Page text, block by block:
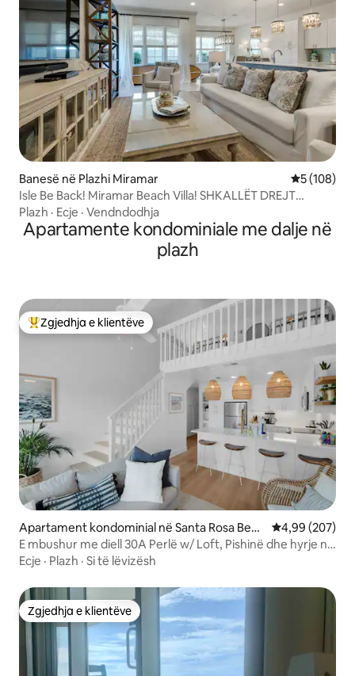
Banesë në Plazhi Miramar Vlerësimi
5 (108)
Isle Be Back! Miramar Beach Villa! SHKALLËT DREJT
PLAZHIT!
Plazh · Ecje · Vendndodhja
Apartamente kondominiale me dalje në
plazh
Më të mirat e zgjedhjeve të klientëve
Zgjedhja e klientëve
Apartament kondominial në Santa Rosa Beac
h
Vlerësimi
4,99 (207)
E mbushur me diell 30A Perlë w/ Loft, Pishinë dhe hyrje në
plazh
Ecje · Plazh · Si të lëvizësh
Zgjedhja e klientëve
Zgjedhja e klientëve